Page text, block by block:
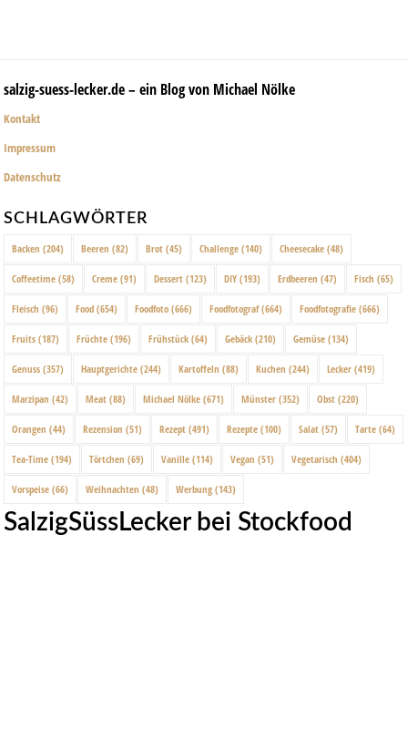
salzig-suess-lecker.de – ein Blog von Michael Nölke
Kontakt
Impressum
Datenschutz
SCHLAGWÖRTER
Backen (204) Beeren (82) Brot (45) Challenge (140) Cheesecake (48)
Coffeetime (58) Creme (91) Dessert (123) DIY (193) Erdbeeren (47) Fisch (65)
Fleisch (96) Food (654) Foodfoto (666) Foodfotograf(664) Foodfotografie (666)
Fruits (187) Früchte (196) Frühstück (64) Gebäck (210) Gemüse (134)
Genuss (357) Hauptgerichte (244) Kartoffeln (88) Kuchen (244) Lecker (419)
Marzipan (42) Meat (88) Michael Nölke (671) Münster (352) Obst (220)
Orangen (44) Rezension (51) Rezept (491) Rezepte (100) Salat (57) Tarte (64)
Tea-Time (194) Törtchen (69) Vanille (114) Vegan (51) Vegetarisch (404)
Vorspeise (66) Weihnachten (48) Werbung (143)
SalzigSüssLecker bei Stockfood